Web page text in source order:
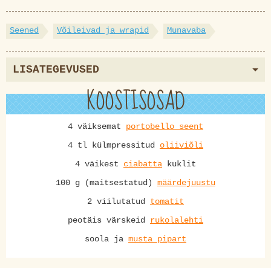
Seened Võileivad ja wrapid Munavaba
LISATEGEVUSED
KOOSTISOSAD
4 väiksemat portobello seent
4 tl külmpressitud oliiviõli
4 väikest ciabatta kuklit
100 g (maitsestatud) määrdejuustu
2 viilutatud tomatit
peotäis värskeid rukolalehti
soola ja musta pipart